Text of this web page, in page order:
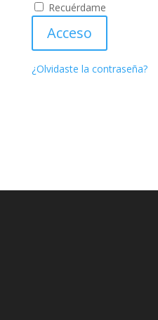
Recuérdame
Acceso
¿Olvidaste la contraseña?